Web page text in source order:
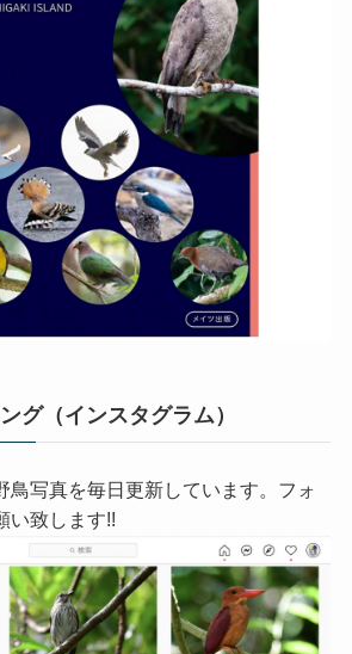
グ（インスタグラム）
鳥写真を毎日更新しています。フォ
い致します!!